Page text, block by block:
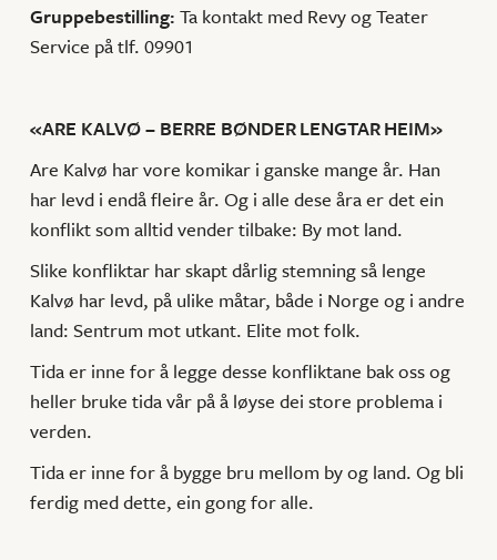
Gruppebestilling: Ta kontakt med Revy og Teater
Service på tlf. 09901
«ARE KALVØ – BERRE BØNDER LENGTAR HEIM»
Are Kalvø har vore komikar i ganske mange år. Han
har levd i endå fleire år. Og i alle dese åra er det ein
konflikt som alltid vender tilbake: By mot land.
Slike konfliktar har skapt dårlig stemning så lenge
Kalvø har levd, på ulike måtar, både i Norge og i andre
land: Sentrum mot utkant. Elite mot folk.
Tida er inne for å legge desse konfliktane bak oss og
heller bruke tida vår på å løyse dei store problema i
verden.
Tida er inne for å bygge bru mellom by og land. Og bli
ferdig med dette, ein gong for alle.